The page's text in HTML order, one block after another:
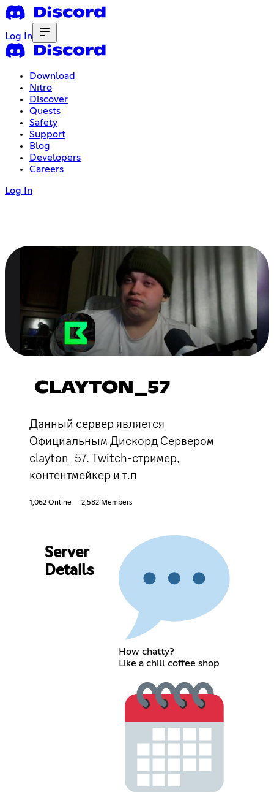
Log In
Download
Nitro
Discover
Quests
Safety
Support
Blog
Developers
Careers
Log In
CLAYTON_57
Данный сервер является
Официальным Дискорд Сервером
сlayton_57. Twitch-стример,
контентмейкер и т.п
1,062 Online 2,582 Members
Server
Details
How chatty?
Like a chill coffee shop